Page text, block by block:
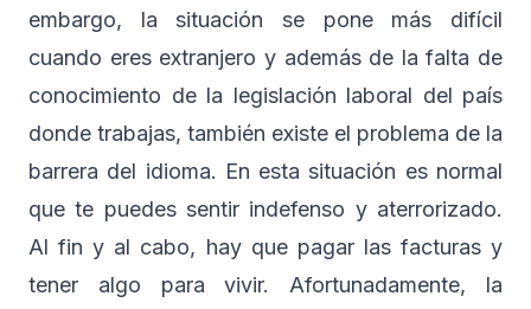
embargo, la situación se pone más difícil
cuando eres extranjero y además de la falta de
conocimiento de la legislación laboral del país
donde trabajas, también existe el problema de la
barrera del idioma. En esta situación es normal
que te puedes sentir indefenso y aterrorizado.
Al fin y al cabo, hay que pagar las facturas y
tener algo para vivir. Afortunadamente, la